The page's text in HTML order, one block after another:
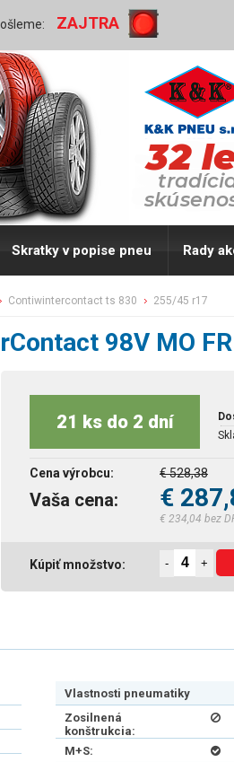
ZAJTRA
Skratky v popise pneu Rady
contiwintercontact ts 830 255/45 r17
98V MO
21 ks do 2 dní
Cena výrobcu: € 528,38
Vaša cena: €
€ 234,04 bez
Kúpiť množstvo: - +
Vlastnosti pneumatiky
Zosilnená
konštrukcia:
M+S: